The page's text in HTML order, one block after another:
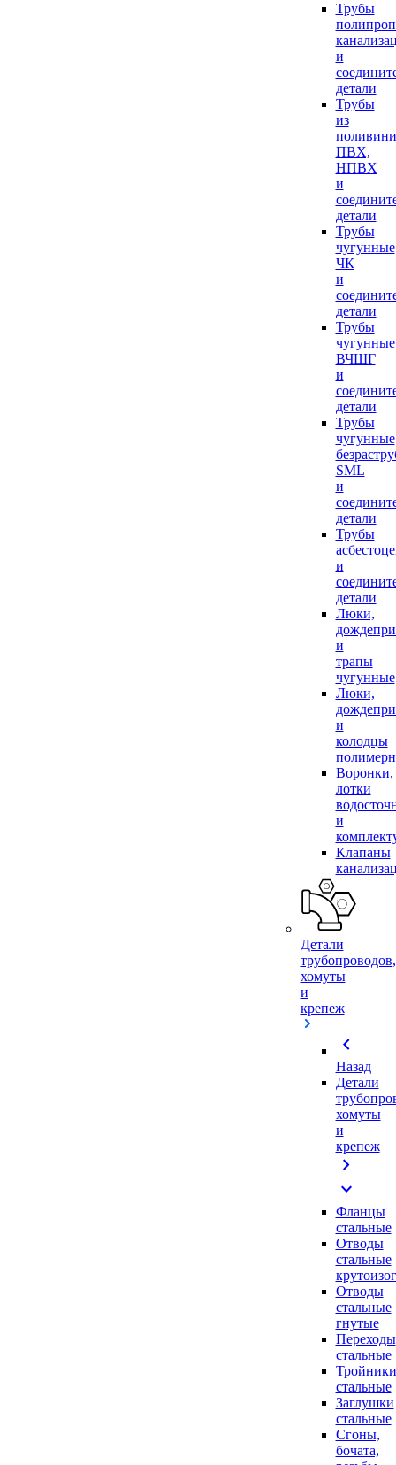
Трубы
и
детали
Трубы
из
ПВХ,
НПВХ
и
детали
Трубы
чугунные
ЧК
и
детали
Трубы
чугунные
ВЧШГ
и
детали
Трубы
чугунные
SML
и
детали
Трубы
и
детали
Люки,
и
трапы
чугунные
Люки,
и
колодцы
Воронки,
лотки
и
Клапаны
Детали
трубопроводов,
хомуты
и
крепеж
chevron_left
Назад
Детали
хомуты
и
крепеж
chevron_right
expand_more
Фланцы
стальные
Отводы
стальные
Отводы
стальные
гнутые
Переходы
стальные
Тройники
стальные
Заглушки
стальные
Сгоны,
бочата,